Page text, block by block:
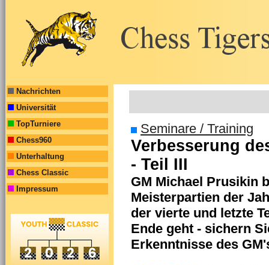
Nachrichten
Universität
TopTurniere
Chess960
Unterhaltung
Chess Classic
Impressum
Seminare / Training
Verbesserung
- Teil III
GM Michael Prusikin
Meisterpartien der
der vierte und letzte
Ende geht - sichern
Erkenntnisse des